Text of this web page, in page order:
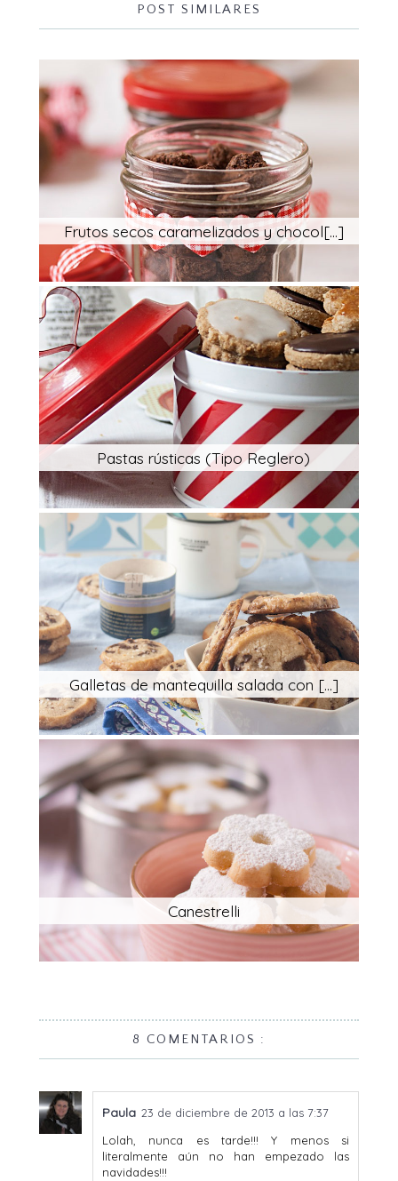
POST SIMILARES
Frutos secos caramelizados y chocol[...]
Pastas rústicas (Tipo Reglero)
Galletas de mantequilla salada con [...]
Canestrelli
8 COMENTARIOS :
Paula 23 de diciembre de 2013 a las 7:37
Lolah, nunca es tarde!!! Y menos si
literalmente aún no han empezado las
navidades!!!